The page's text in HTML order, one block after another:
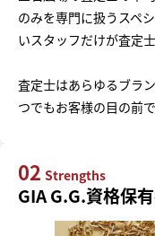
のみを専門に扱うスペ
いスタッフだけが査定
査定士はあらゆるブラ
つでもお客様の目の前
02 Strengths
GIA G.G.資格保